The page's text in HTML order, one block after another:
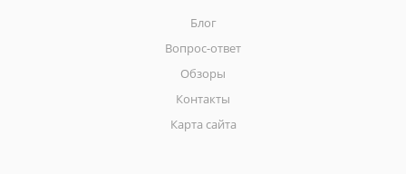
Блог
Вопрос-ответ
Обзоры
Контакты
Карта сайта